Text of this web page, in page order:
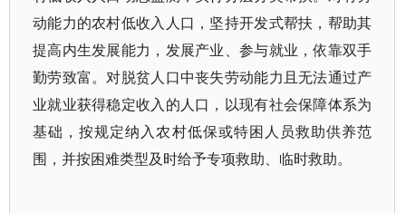
动能力的农村低收入人口，坚持开发式帮扶，帮助其
提高内生发展能力，发展产业、参与就业，依靠双手
勤劳致富。对脱贫人口中丧失劳动能力且无法通过产
业就业获得稳定收入的人口，以现有社会保障体系为
基础，按规定纳入农村低保或特困人员救助供养范
围，并按困难类型及时给予专项救助、临时救助。